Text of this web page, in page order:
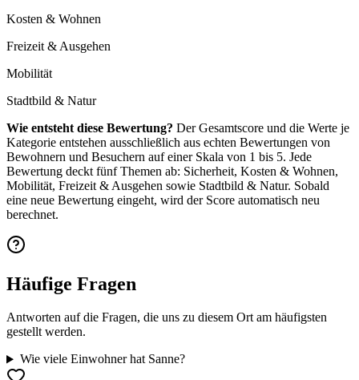
Kosten & Wohnen
Freizeit & Ausgehen
Mobilität
Stadtbild & Natur
Wie entsteht diese Bewertung? Der Gesamtscore und die Werte je
Kategorie entstehen ausschließlich aus echten Bewertungen von
Bewohnern und Besuchern auf einer Skala von 1 bis 5. Jede
Bewertung deckt fünf Themen ab: Sicherheit, Kosten & Wohnen,
Mobilität, Freizeit & Ausgehen sowie Stadtbild & Natur. Sobald
eine neue Bewertung eingeht, wird der Score automatisch neu
berechnet.
Häufige Fragen
Antworten auf die Fragen, die uns zu diesem Ort am häufigsten
gestellt werden.
Wie viele Einwohner hat Sanne?